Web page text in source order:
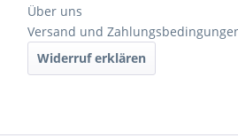
Über uns
Versand und
Widerruf erklären